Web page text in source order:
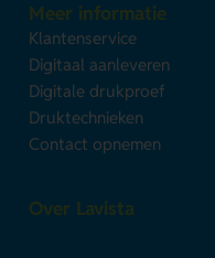
Meer informatie
Klantenservice
Digitaal aanleveren
Digitale drukproef
Druktechnieken
Contact opnemen
Over Lavista